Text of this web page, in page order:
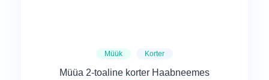
Müük Korter
Müüa 2-toaline korter Haabneemes